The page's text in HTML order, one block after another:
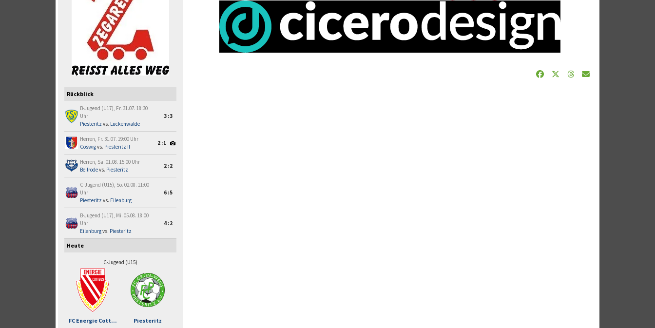
Rückblick
B-Jugend (U17), Fr. 31.07. 18:30
Uhr
Piesteritz vs. Luckenwalde
3:3
Herren, Fr. 31.07. 19:00 Uhr
Coswigvs. Piesteritz II
2:1
Herren, Sa. 01.08. 15:00 Uhr
Beilrodevs. Piesteritz
2:2
C-Jugend (U15), So. 02.08. 11:00
Uhr
Piesteritz vs. Eilenburg
6:5
B-Jugend (U17), Mi. 05.08. 18:00
Uhr
Eilenburgvs. Piesteritz
4:2
Heute
C-Jugend (U15)
FC Energie Cott... Piesteritz